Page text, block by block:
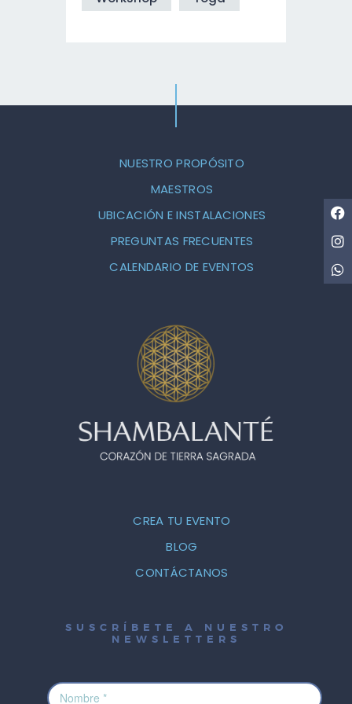
NUESTRO PROPÓSITO
MAESTROS
UBICACIÓN E INSTALACIONES
PREGUNTAS FRECUENTES
CALENDARIO DE EVENTOS
CREA TU EVENTO
BLOG
CONTÁCTANOS
SUSCRÍBETE A NUESTRO
NEWSLETTERS